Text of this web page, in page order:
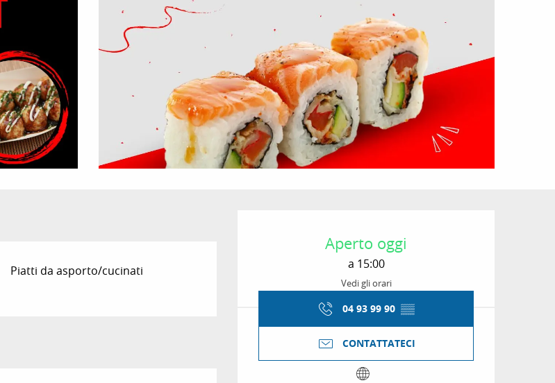
Orari e contatti
Aperto oggi
a 15:00
Vedi gli orari
04 93 99 90 ▒▒
CONTATTATECI
Piatti da asporto/cucinati